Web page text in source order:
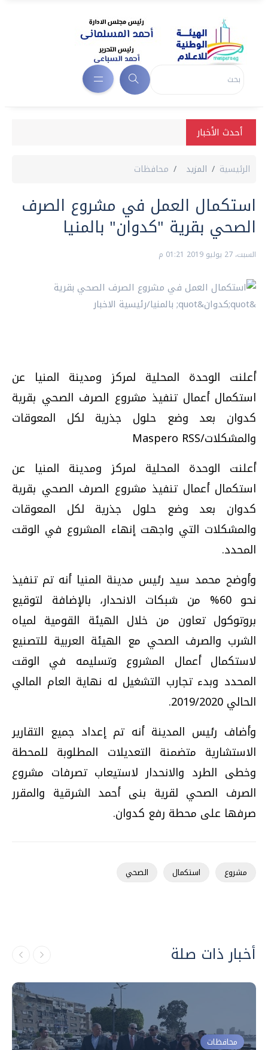
أحدث الأخبار
الرئيسية المزيد محافظات
استكمال العمل في مشروع الصرف
الصحي بقرية "كدوان" بالمنيا
السبت، 27 يوليو 2019 01:21 م
أعلنت الوحدة المحلية لمركز ومدينة المنيا عن
استكمال أعمال تنفيذ مشروع الصرف الصحي بقرية
كدوان بعد وضع حلول جذرية لكل المعوقات
والمشكلات/Maspero RSS
أعلنت الوحدة المحلية لمركز ومدينة المنيا عن
استكمال أعمال تنفيذ مشروع الصرف الصحي بقرية
كدوان بعد وضع حلول جذرية لكل المعوقات
والمشكلات التي واجهت إنهاء المشروع في الوقت
المحدد.
وأوضح محمد سيد رئيس مدينة المنيا أنه تم تنفيذ
نحو 60% من شبكات الانحدار، بالإضافة لتوقيع
بروتوكول تعاون من خلال الهيئة القومية لمياه
الشرب والصرف الصحي مع الهيئة العربية للتصنيع
لاستكمال أعمال المشروع وتسليمه في الوقت
المحدد وبدء تجارب التشغيل له نهاية العام المالي
الحالي 2019/2020.
وأضاف رئيس المدينة أنه تم إعداد جميع التقارير
الاستشارية متضمنة التعديلات المطلوبة للمحطة
وخطى الطرد والانحدار لاستيعاب تصرفات مشروع
الصرف الصحي لقرية بنى أحمد الشرقية والمقرر
صرفها على محطة رفع كدوان.
مشروع استكمال الصحي
أخبار ذات صلة
محافظات